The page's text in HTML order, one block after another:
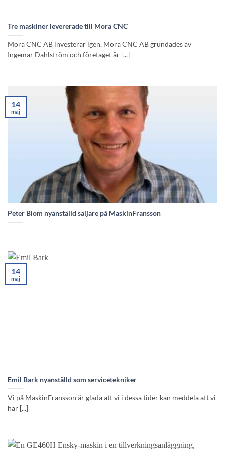
Tre maskiner levererade till Mora CNC
Mora CNC AB investerar igen. Mora CNC AB grundades av
Ingemar Dahlström och företaget är [...]
Peter Blom nyanställd säljare på MaskinFransson
14
maj
Emil Bark nyanställd som servicetekniker
Vi på MaskinFransson är glada att vi i dessa tider kan meddela att vi
har [...]
14
maj